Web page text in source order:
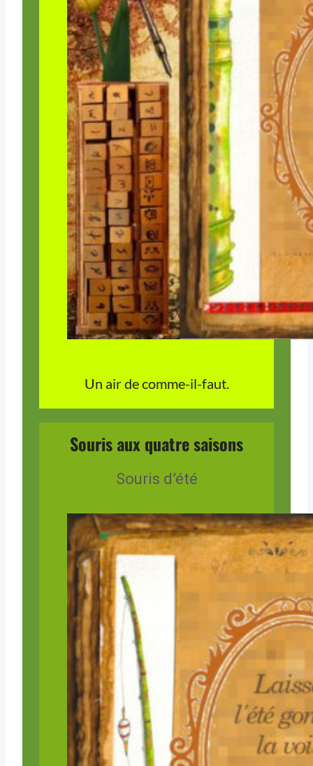
Un air de comme-il-faut.
Souris aux quatre saisons
Souris d’été